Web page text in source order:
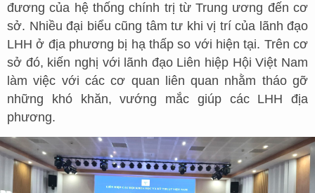
đương của hệ thống chính trị từ Trung ương đến cơ
sở. Nhiều đại biểu cũng tâm tư khi vị trí của lãnh đạo
LHH ở địa phương bị hạ thấp so với hiện tại. Trên cơ
sở đó, kiến nghị với lãnh đạo Liên hiệp Hội Việt Nam
làm việc với các cơ quan liên quan nhằm tháo gỡ
những khó khăn, vướng mắc giúp các LHH địa
phương.